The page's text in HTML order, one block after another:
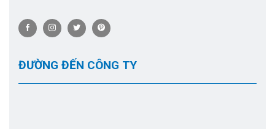
ĐƯỜNG ĐẾN CÔNG TY